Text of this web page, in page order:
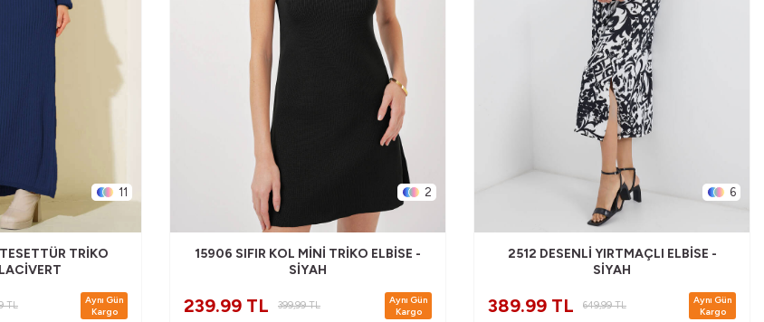
11
TRIKO
TL
Aynı Gün
Kargo
2
15906 SIFIR KOL MINI TRIKO ELBISE -
SIYAH
239.99 TL 399,99TL
Aynı Gün
Kargo
6
2512 DESENLI YIRTMAÇLI ELBISE -
SIYAH
389.99 TL 649,99TL
Aynı Gün
Kargo